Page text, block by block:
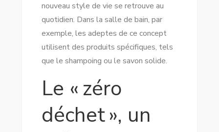
nouveau style de vie se retrouve au
quotidien. Dans la salle de bain, par
exemple, les adeptes de ce concept
utilisent des produits spécifiques, tels
que le shampoing ou le savon solide.
Le « zéro
déchet », un